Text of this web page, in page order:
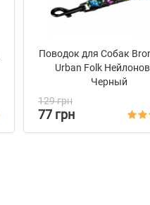
Поводок для Собак
Urban Folk
Черный
129 грн
77 грн